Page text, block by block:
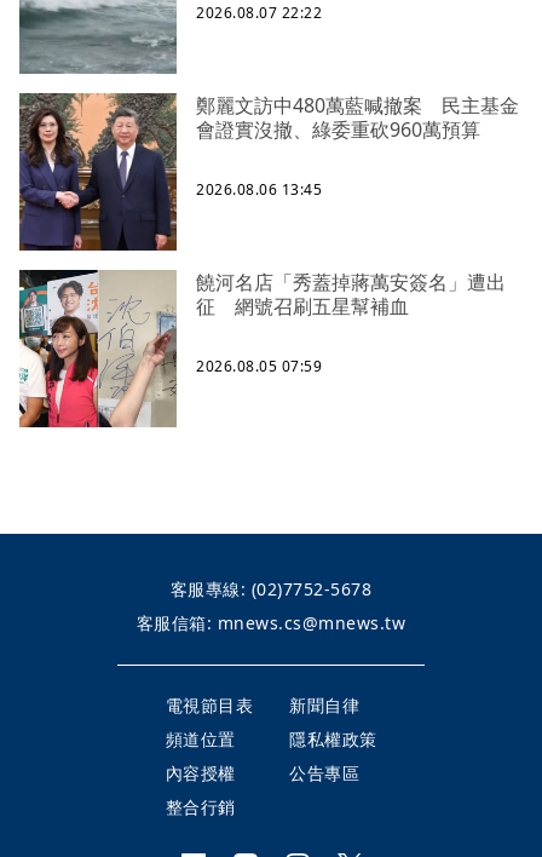
2026.08.07 22:22
鄭麗文訪中480萬藍喊撤案 民主基金
會證實沒撤、綠委重砍960萬預算
2026.08.06 13:45
饒河名店「秀蓋掉蔣萬安簽名」遭出
征 網號召刷五星幫補血
2026.08.05 07:59
客服專線: (02)7752-5678
客服信箱: mnews.cs@mnews.tw
電視節目表
新聞自律
頻道位置
隱私權政策
內容授權
公告專區
整合行銷